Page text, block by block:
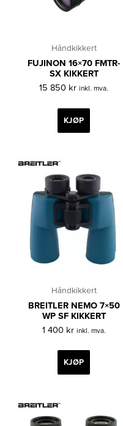
Håndkikkert
FUJINON 16×70 FMTR-
SX KIKKERT
15 850 kr inkl. mva.
KJØP
Håndkikkert
BREITLER NEMO 7×50
WP SF KIKKERT
1 400 kr inkl. mva.
KJØP